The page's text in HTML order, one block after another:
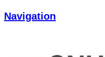
Navigation